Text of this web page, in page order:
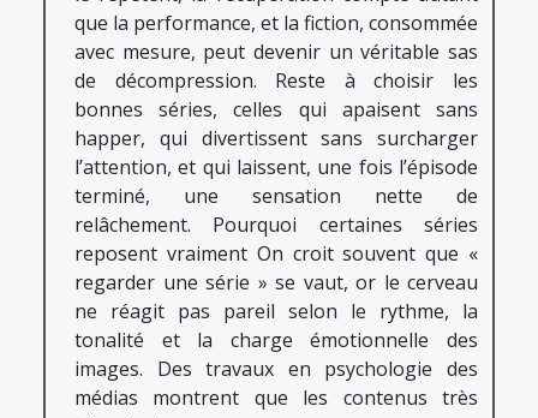
que la performance, et la fiction, consommée
avec mesure, peut devenir un véritable sas
de décompression. Reste à choisir les
bonnes séries, celles qui apaisent sans
happer, qui divertissent sans surcharger
l’attention, et qui laissent, une fois l’épisode
terminé, une sensation nette de
relâchement. Pourquoi certaines séries
reposent vraiment On croit souvent que «
regarder une série » se vaut, or le cerveau
ne réagit pas pareil selon le rythme, la
tonalité et la charge émotionnelle des
images. Des travaux en psychologie des
médias montrent que les contenus très